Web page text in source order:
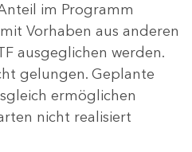
im Programm
Vorhaben aus anderen
ausgeglichen werden.
gelungen. Geplante
ermöglichen
nicht realisiert